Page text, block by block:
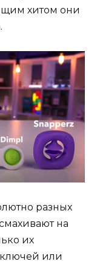
хитом они
разных
на
их
или